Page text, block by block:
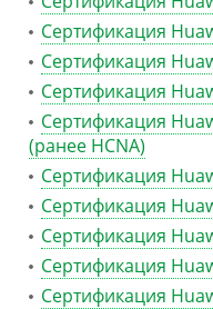
Сертификация
Сертификация
Сертификация
Сертификация
(ранее HCNA)
Сертификация
Сертификация
Сертификация
Сертификация
Сертификация